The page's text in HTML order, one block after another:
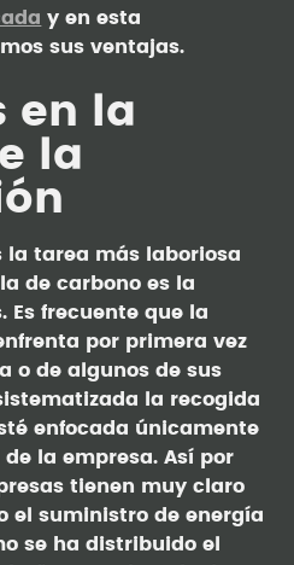
y en esta
sus ventajas.
en la
la
la tarea más laboriosa
de carbono es la
Es frecuente que la
por primera vez
o de algunos de sus
la recogida
enfocada únicamente
la empresa. Así por
tienen muy claro
el suministro de energía
se ha distribuido el